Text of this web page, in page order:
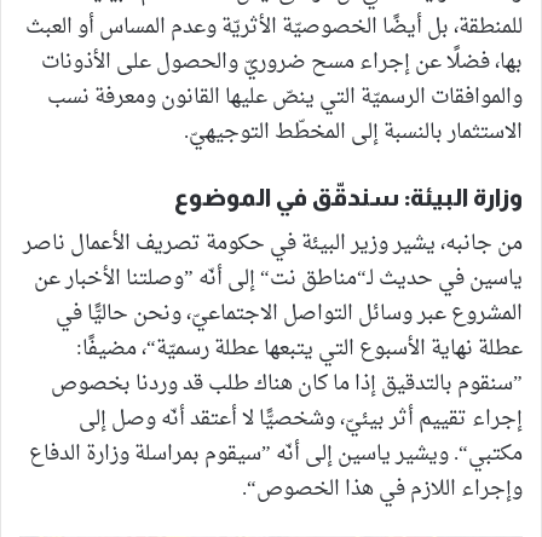
للمنطقة، بل أيضًا الخصوصيّة الأثريّة وعدم المساس أو العبث
بها، فضلًا عن إجراء مسح ضروريّ والحصول على الأذونات
والموافقات الرسميّة التي ينصّ عليها القانون ومعرفة نسب
الاستثمار بالنسبة إلى المخطّط التوجيهيّ.
وزارة البيئة: سندقّق في الموضوع
من جانبه، يشير وزير البيئة في حكومة تصريف الأعمال ناصر
ياسين في حديث لـ“مناطق نت“ إلى أنّه ”وصلتنا الأخبار عن
المشروع عبر وسائل التواصل الاجتماعيّ، ونحن حاليًّا في
عطلة نهاية الأسبوع التي يتبعها عطلة رسميّة“، مضيفًا:
”سنقوم بالتدقيق إذا ما كان هناك طلب قد وردنا بخصوص
إجراء تقييم أثر بيئيّ، وشخصيًّا لا أعتقد أنّه وصل إلى
مكتبي“. ويشير ياسين إلى أنّه ”سيقوم بمراسلة وزارة الدفاع
وإجراء اللازم في هذا الخصوص“.